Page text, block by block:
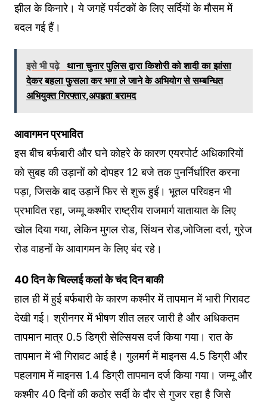
झील के किनारे। ये जगहें पर्यटकों के लिए सर्दियों के मौसम में
बदल गई हैं।
इसे भी पढ़े थाना चुनार पुलिस द्वारा किशोरी को शादी का झांसा
देकर बहला फुसला कर भगा ले जाने के अभियोग से सम्बन्धित
अभियुक्त गिरफ्तार,अपहृता बरामद
आवागमन प्रभावित
इस बीच बर्फबारी और घने कोहरे के कारण एयरपोर्ट अधिकारियों
को सुबह की उड़ानों को दोपहर 12 बजे तक पुनर्निर्धारित करना
पड़ा, जिसके बाद उड़ानें फिर से शुरू हुईं। भूतल परिवहन भी
प्रभावित रहा, जम्मू कश्मीर राष्ट्रीय राजमार्ग यातायात के लिए
खोल दिया गया, लेकिन मुगल रोड, सिंथन रोड,जोजिला दर्रा, गुरेज
रोड वाहनों के आवागमन के लिए बंद रहे।
40 दिन के चिल्लई कलां के चंद दिन बाकी
हाल ही में हुई बर्फबारी के कारण कश्मीर में तापमान में भारी गिरावट
देखी गई। श्रीनगर में भीषण शीत लहर जारी है और अधिकतम
तापमान मात्र 0.5 डिग्री सेल्सियस दर्ज किया गया। रात के
तापमान में भी गिरावट आई है। गुलमर्ग में माइनस 4.5 डिग्री और
पहलगाम में माइनस 1.4 डिग्री तापमान दर्ज किया गया। जम्मू और
कश्मीर 40 दिनों की कठोर सर्दी के दौर से गुजर रहा है जिसे